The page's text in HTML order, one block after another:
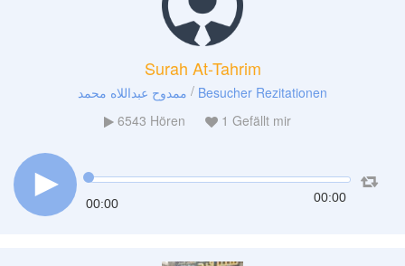
Surah At-Tahrim
ممدوح عبداللاه محمد / Besucher Rezitationen
6543 Hören 1 Gefällt mir
00:00 00:00